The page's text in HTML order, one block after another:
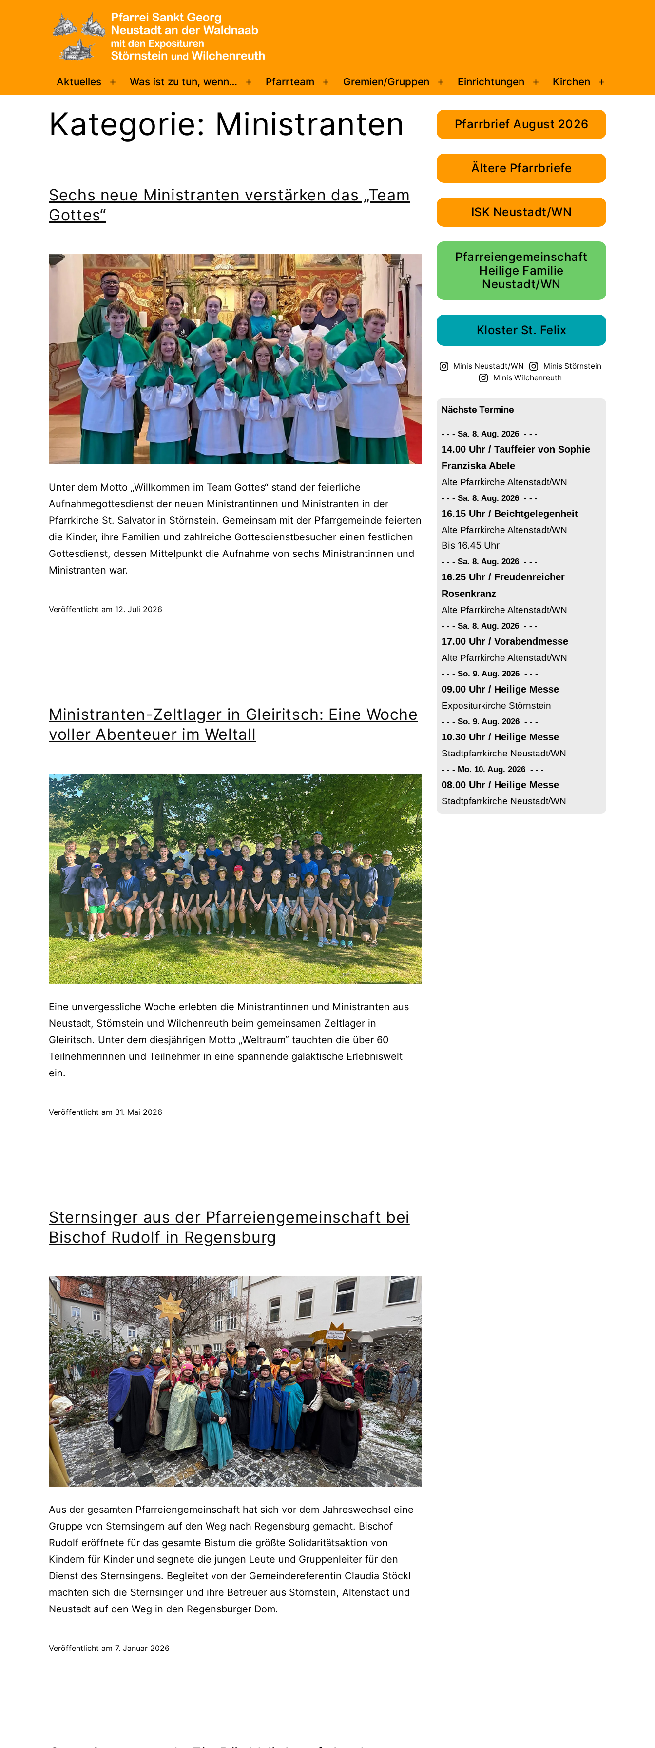
Pfarrei
Sankt
Georg
Neustadt/WN
Aktuelles
Menü
Was ist zu tun, wenn…
Menü
Pfarrteam
Menü
Gremien/Gruppen
Menü
Einrichtungen
Menü
Kirchen
Menü
Kategorie: Ministranten
Sechs neue Ministranten verstärken das „Team
Gottes“
Unter dem Motto „Willkommen im Team Gottes“ stand der feierliche
Aufnahmegottesdienst der neuen Ministrantinnen und Ministranten in der
Pfarrkirche St. Salvator in Störnstein. Gemeinsam mit der Pfarrgemeinde feierten
die Kinder, ihre Familien und zahlreiche Gottesdienstbesucher einen festlichen
Gottesdienst, dessen Mittelpunkt die Aufnahme von sechs Ministrantinnen und
Ministranten war.
Veröffentlicht am 12. Juli 2026
Ministranten-Zeltlager in Gleiritsch: Eine Woche
voller Abenteuer im Weltall
Eine unvergessliche Woche erlebten die Ministrantinnen und Ministranten aus
Neustadt, Störnstein und Wilchenreuth beim gemeinsamen Zeltlager in
Gleiritsch. Unter dem diesjährigen Motto „Weltraum“ tauchten die über 60
Teilnehmerinnen und Teilnehmer in eine spannende galaktische Erlebniswelt
ein.
Veröffentlicht am 31. Mai 2026
Sternsinger aus der Pfarreiengemeinschaft bei
Bischof Rudolf in Regensburg
Aus der gesamten Pfarreiengemeinschaft hat sich vor dem Jahreswechsel eine
Gruppe von Sternsingern auf den Weg nach Regensburg gemacht. Bischof
Rudolf eröffnete für das gesamte Bistum die größte Solidaritätsaktion von
Kindern für Kinder und segnete die jungen Leute und Gruppenleiter für den
Dienst des Sternsingens. Begleitet von der Gemeindereferentin Claudia Stöckl
machten sich die Sternsinger und ihre Betreuer aus Störnstein, Altenstadt und
Neustadt auf den Weg in den Regensburger Dom.
Veröffentlicht am 7. Januar 2026
Pfarrbrief August 2026
Ältere Pfarrbriefe
ISK Neustadt/WN
Pfarreiengemeinschaft
Heilige Familie
Neustadt/WN
Kloster St. Felix
Minis Neustadt/WN
Minis Störnstein
Minis Wilchenreuth
Nächste Termine
- - - Sa. 8. Aug. 2026 - --
14.00 Uhr / Tauffeier von Sophie
Franziska Abele
Alte Pfarrkirche Altenstadt/WN
- - - Sa. 8. Aug. 2026 - --
16.15 Uhr / Beichtgelegenheit
Alte Pfarrkirche Altenstadt/WN
Bis 16.45 Uhr
- - - Sa. 8. Aug. 2026 - --
16.25 Uhr / Freudenreicher
Rosenkranz
Alte Pfarrkirche Altenstadt/WN
- - - Sa. 8. Aug. 2026 - --
17.00 Uhr / Vorabendmesse
Alte Pfarrkirche Altenstadt/WN
- - - So. 9. Aug. 2026 - --
09.00 Uhr / Heilige Messe
Expositurkirche Störnstein
- - - So. 9. Aug. 2026 - --
10.30 Uhr / Heilige Messe
Stadtpfarrkirche Neustadt/WN
- - - Mo. 10. Aug. 2026 - --
08.00 Uhr / Heilige Messe
Stadtpfarrkirche Neustadt/WN